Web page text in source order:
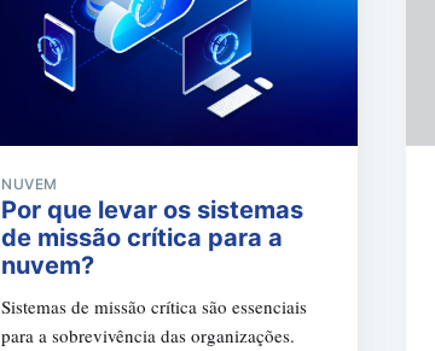
NUVEM
Por que levar os sistemas
de missão crítica para a
nuvem?
Sistemas de missão crítica são essenciais
para a sobrevivência das organizações.